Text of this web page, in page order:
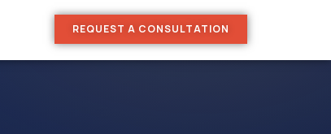
REQUEST A CONSULTATION